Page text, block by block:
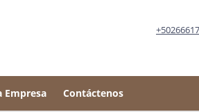
Empresa Contáctenos